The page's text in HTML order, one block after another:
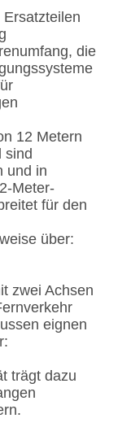
die
12 Metern
sind
und in
Meter-
für den
über:
zwei Achsen
eignen
trägt dazu